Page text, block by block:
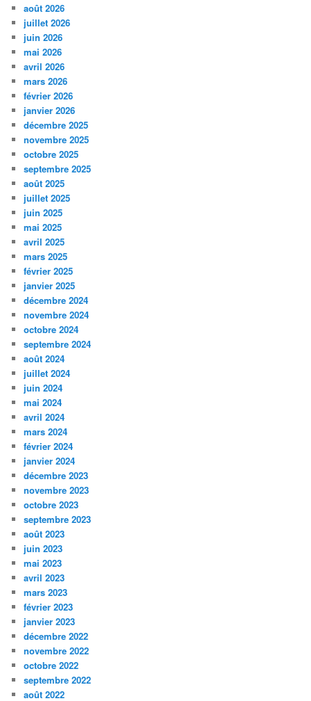
août 2026
juillet 2026
juin 2026
mai 2026
avril 2026
mars 2026
février 2026
janvier 2026
décembre 2025
novembre 2025
octobre 2025
septembre 2025
août 2025
juillet 2025
juin 2025
mai 2025
avril 2025
mars 2025
février 2025
janvier 2025
décembre 2024
novembre 2024
octobre 2024
septembre 2024
août 2024
juillet 2024
juin 2024
mai 2024
avril 2024
mars 2024
février 2024
janvier 2024
décembre 2023
novembre 2023
octobre 2023
septembre 2023
août 2023
juin 2023
mai 2023
avril 2023
mars 2023
février 2023
janvier 2023
décembre 2022
novembre 2022
octobre 2022
septembre 2022
août 2022